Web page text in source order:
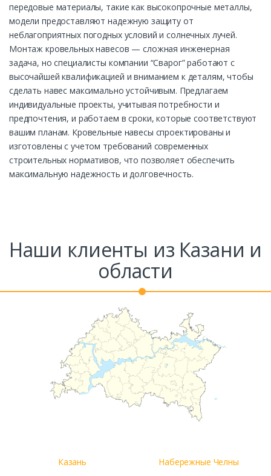
передовые материалы, такие как высокопрочные металлы,
модели предоставляют надежную защиту от
неблагоприятных погодных условий и солнечных лучей.
Монтаж кровельных навесов — сложная инженерная
задача, но специалисты компании “Сварог” работают с
высочайшей квалификацией и вниманием к деталям, чтобы
сделать навес максимально устойчивым. Предлагаем
индивидуальные проекты, учитывая потребности и
предпочтения, и работаем в сроки, которые соответствуют
вашим планам. Кровельные навесы спроектированы и
изготовлены с учетом требований современных
строительных нормативов, что позволяет обеспечить
максимальную надежность и долговечность.
Наши клиенты из Казани и
области
Казань Набережные Челны